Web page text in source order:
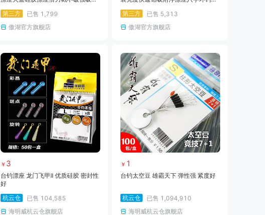
第三方
已售 1,799
傲湖官方旗舰店
第三方
已售 5,313
傲湖官方旗舰店
￥ 3
台钓漂座 龙门飞甲II 优质硅胶 密封性
好
杭云仓
已售 104,585
海明威杭云仓旗舰店
￥ 1
台钓太空豆 雄霸天下 弹性强 紧度好
杭云仓 已售 1,094,910
海明威杭云仓旗舰店